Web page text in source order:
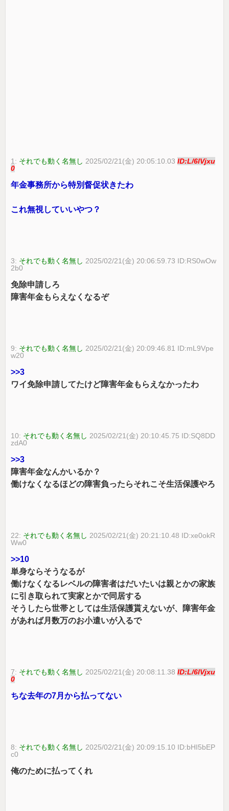
1: それでも動く名無し 2025/02/21(金) 20:05:10.03ID:L/6lVjxu
0
年金事務所から特別督促状きたわ
これ無視していいやつ？
3: それでも動く名無し 2025/02/21(金) 20:06:59.73 ID:RS0wOw
2b0
免除申請しろ
障害年金もらえなくなるぞ
9: それでも動く名無し 2025/02/21(金) 20:09:46.81 ID:mL9Vpe
w20
>>3
ワイ免除申請してたけど障害年金もらえなかったわ
10: それでも動く名無し 2025/02/21(金) 20:10:45.75 ID:SQ8DD
zdA0
>>3
障害年金なんかいるか？
働けなくなるほどの障害負ったらそれこそ生活保護やろ
22: それでも動く名無し 2025/02/21(金) 20:21:10.48 ID:xe0okR
Ww0
>>10
単身ならそうなるが
働けなくなるレベルの障害者はだいたいは親とかの家族
に引き取られて実家とかで同居する
そうしたら世帯としては生活保護貰えないが、障害年金
があれば月数万のお小遣いが入るで
7: それでも動く名無し 2025/02/21(金) 20:08:11.38ID:L/6lVjxu
0
ちな去年の7月から払ってない
8: それでも動く名無し 2025/02/21(金) 20:09:15.10 ID:bHI5bEP
c0
俺のために払ってくれ